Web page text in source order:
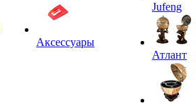
Аксессуары
Jufeng
Атлант